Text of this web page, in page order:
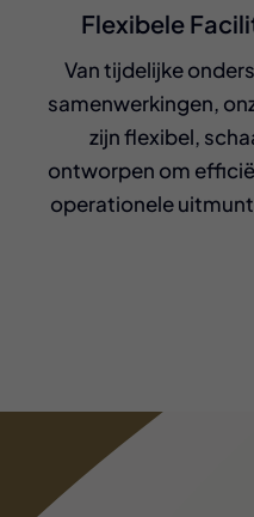
Flexibele
Van tijdelijke
samenwerkingen,
zijn flexibel,
ontworpen om
operationele